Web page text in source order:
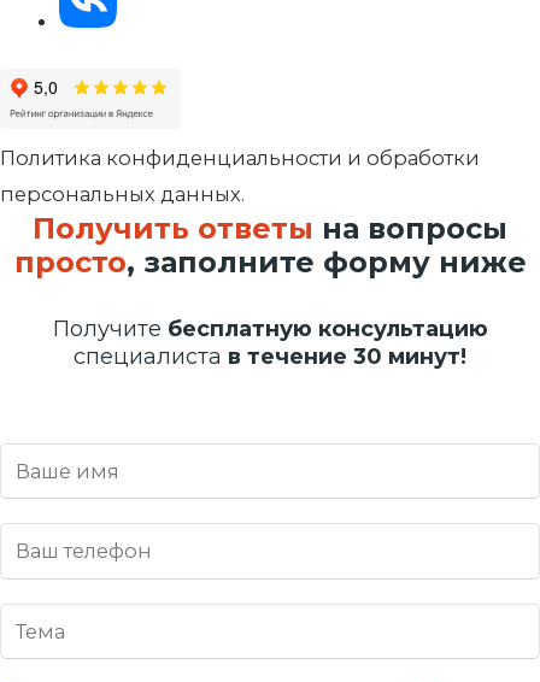
Политика конфиденциальности и обработки
персональных данных.
Получить ответы на вопросы
просто, заполните форму ниже
Получите бесплатную консультацию
специалиста в течение 30 минут!